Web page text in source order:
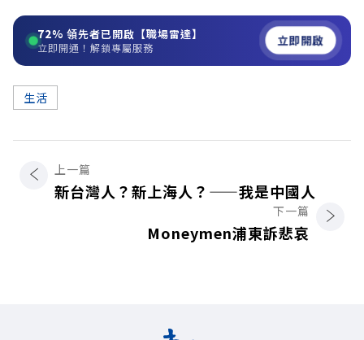
72% 領先者已開啟【職場雷達】
立即開通！解鎖專屬服務 立即開啟
生活
上一篇
新台灣人？新上海人？——我是中國人
下一篇
Moneymen浦東訴悲哀